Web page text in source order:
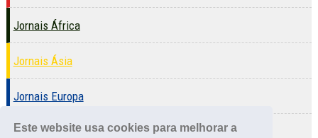
Este website usa cookies para melhorar a
Jornais África
Jornais Ásia
Jornais Europa
Jornais Ocêania